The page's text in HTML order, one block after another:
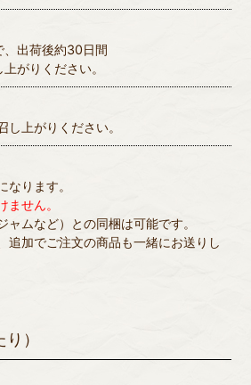
出荷後約30日間
がりください。
し上がりください。
なります。
ません。
ャムなど）との同梱は可能です。
追加でご注文の商品も一緒にお送りし
）